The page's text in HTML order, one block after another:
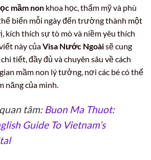
mầm non khoa học, thẩm mỹ và phù
biến mỗi ngày đến trường thành một
kích thích sự tò mò và niềm yêu thích
này củaVisa Nước Ngoàisẽ cung
tiết, đầy đủ và chuyên sâu về cách
mầm non lý tưởng, nơi các bé có thể
năng của mình.
tâm: Buon Ma Thuot:
Guide To Vietnam’s